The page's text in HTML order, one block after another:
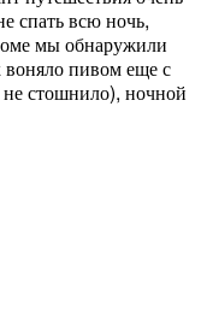
спать всю ночь,
мы обнаружили
пивом еще с
стошнило), ночной